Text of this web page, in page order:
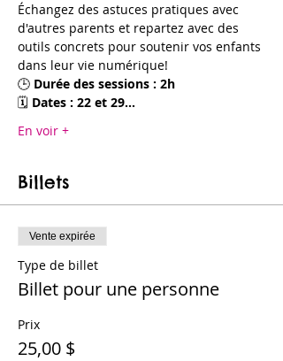
Échangez des astuces pratiques avec
d'autres parents et repartez avec des
outils concrets pour soutenir vos enfants
dans leur vie numérique!
🕒 Durée des sessions : 2h
🗓️ Dates : 22 et 29…
En voir +
Billets
Vente expirée
Type de billet
Billet pour une personne
Prix
25,00 $